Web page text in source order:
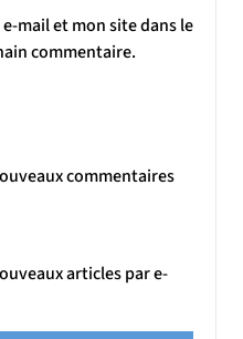
mail et mon site dans le
commentaire.
commentaires
articles par e-